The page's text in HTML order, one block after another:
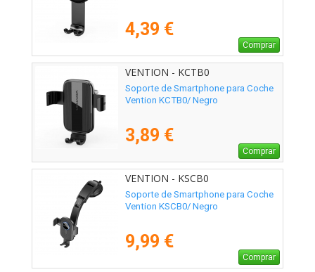
4,39 €
Comprar
VENTION - KCTB0
Soporte de Smartphone para Coche
Vention KCTB0/ Negro
3,89 €
Comprar
VENTION - KSCB0
Soporte de Smartphone para Coche
Vention KSCB0/ Negro
9,99 €
Comprar